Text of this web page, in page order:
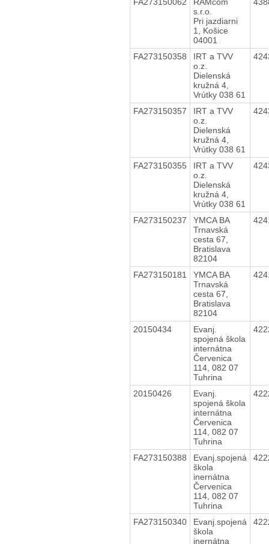
s.r.o.
Pri jazdiarni
1, Košice
04001
FA273150358
IRT a TVV
o.z.
Dielenská
kružná 4,
Vrútky 038 61
FA273150357
IRT a TVV
o.z.
Dielenská
kružná 4,
Vrútky 038 61
FA273150355
IRT a TVV
o.z.
Dielenská
kružná 4,
Vrútky 038 61
FA273150237
YMCA BA
Trnavská
cesta 67,
Bratislava
82104
FA273150181
YMCA BA
Trnavská
cesta 67,
Bratislava
82104
20150434
Evanj.
spojená škola
internátna
Červenica
114, 082 07
Tuhrina
20150426
Evanj.
spojená škola
internátna
Červenica
114, 082 07
Tuhrina
FA273150388
Evanj.spojená
škola
inernátna
Červenica
114, 082 07
Tuhrina
FA273150340
Evanj.spojená
škola
inernátna